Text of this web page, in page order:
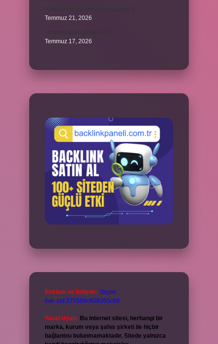
Temmuz 21, 2026
Temmuz 17, 2026
Reklam ve İletişim: Skype:
live:.cid.575569c608265c69
Yasal Uyarı: Bu internet sitesi, herhangi bir
marka, kurum veya şahıs şirketi ile hiçbir
bağlantısı bulunmamaktadır. Sitede yalnızca